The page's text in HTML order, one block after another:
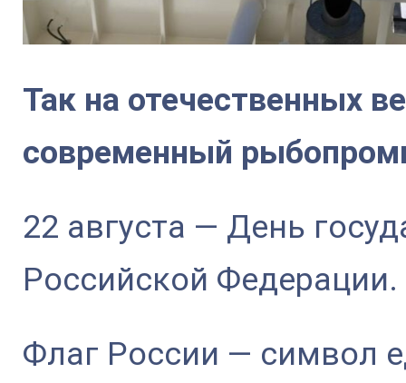
Так на отечественных
современный
22 августа — День
Российской Федерации.
Флаг России — символ